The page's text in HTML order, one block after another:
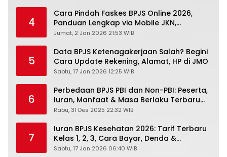
4
Cara Pindah Faskes BPJS Online 2026,
Panduan Lengkap via Mobile JKN,
PANDAWA & Offiline Kantor Cabang
Jumat, 2 Jan 2026 21:53 WIB
5
Data BPJS Ketenagakerjaan Salah? Begini
Cara Update Rekening, Alamat, HP di JMO
Sabtu, 17 Jan 2026 12:25 WIB
6
Perbedaan BPJS PBI dan Non-PBI: Peserta,
Iuran, Manfaat & Masa Berlaku Terbaru
2026
Rabu, 31 Des 2025 22:32 WIB
7
Iuran BPJS Kesehatan 2026: Tarif Terbaru
Kelas 1, 2, 3, Cara Bayar, Denda &
Panduan Lengkap Peserta JKN-KIS
Sabtu, 17 Jan 2026 06:40 WIB